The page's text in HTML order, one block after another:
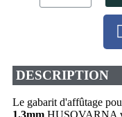
DESCRIPTION
Le gabarit d'affûtage
1.3mm HUSQVARNA